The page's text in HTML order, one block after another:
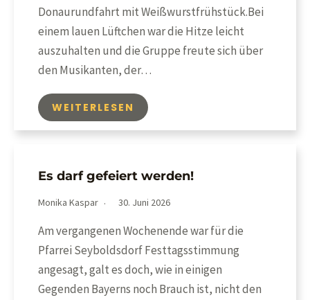
Donaurundfahrt mit Weißwurstfrühstück.Bei
einem lauen Lüftchen war die Hitze leicht
auszuhalten und die Gruppe freute sich über
den Musikanten, der…
WEITERLESEN
Es darf gefeiert werden!
Monika Kaspar 30. Juni 2026
Am vergangenen Wochenende war für die
Pfarrei Seyboldsdorf Festtagsstimmung
angesagt, galt es doch, wie in einigen
Gegenden Bayerns noch Brauch ist, nicht den